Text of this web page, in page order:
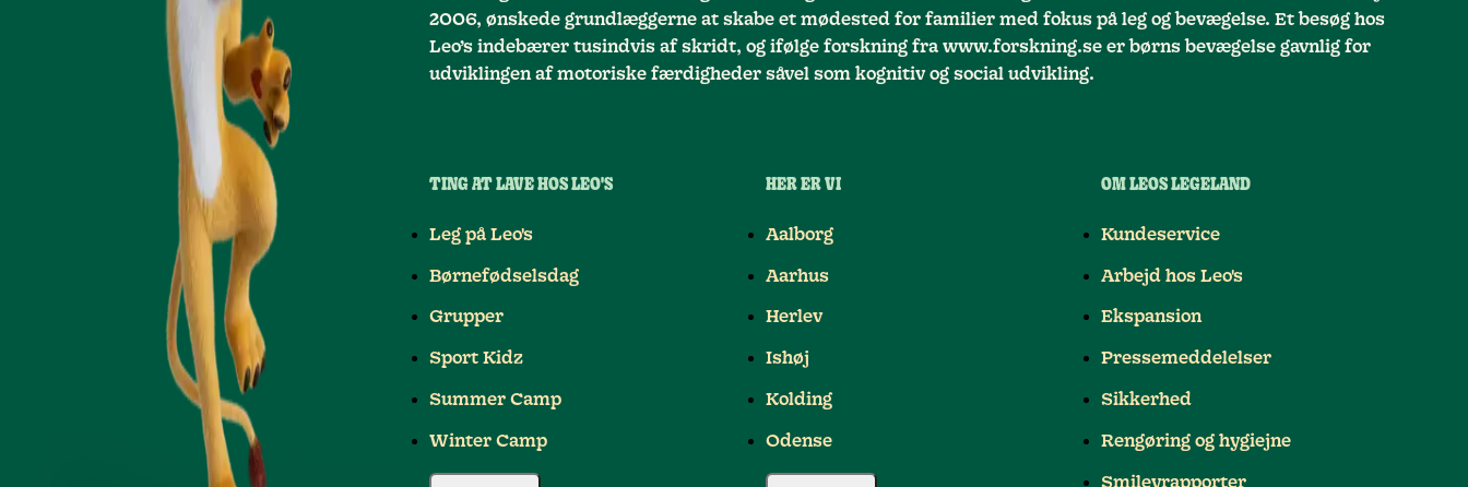
2006, ønskede grundlæggerne at skabe et mødested for familier med fokus på leg og bevægelse. Et besøg hos
Leo’s indebærer tusindvis af skridt, og ifølge forskning fra www.forskning.se er børns bevægelse gavnlig for
udviklingen af motoriske færdigheder såvel som kognitiv og social udvikling.
TING AT LAVE HOS LEO'S
Leg på Leo's
Børnefødselsdag
Grupper
Sport Kidz
Summer Camp
Winter Camp
HER ER VI
Aalborg
Aarhus
Herlev
Ishøj
Kolding
Odense
OM LEOS LEGELAND
Kundeservice
Arbejd hos Leo's
Ekspansion
Pressemeddelelser
Sikkerhed
Rengøring og hygiejne
Smileyrapporter